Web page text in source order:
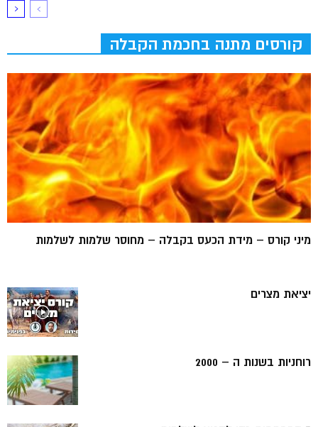
קורסים מתנה בחכמת הקבלה
מיני קורס – מידת הכעס בקבלה – מחוסר שלמות לשלמות
יציאת מצרים
רוחניות בשנות ה – 2000